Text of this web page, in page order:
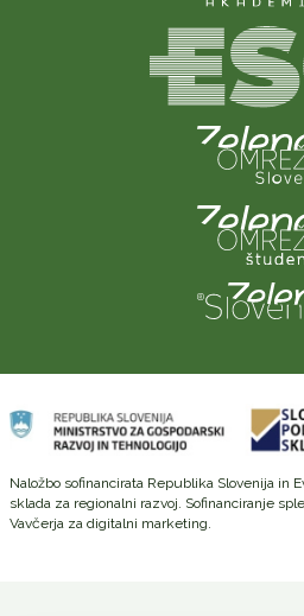
Naložbo sofinancirata Republika Slovenija in
sklada za regionalni razvoj. Sofinanciranje
Vavčerja za digitalni marketing.